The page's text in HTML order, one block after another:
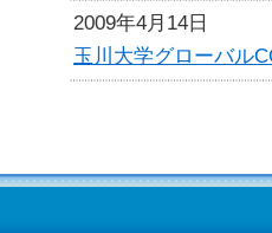
2009年4月14日
玉川大学グローバル